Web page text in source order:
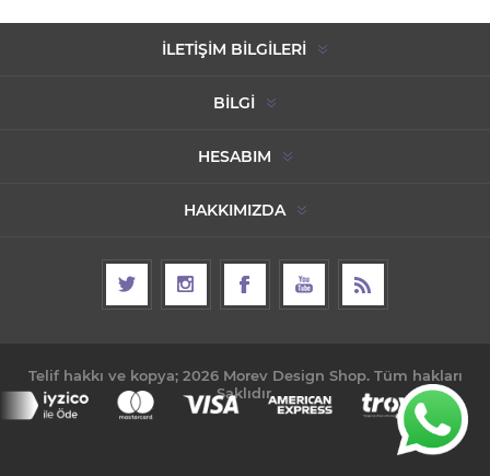
İLETIŞIM BILGILERI
BILGI
HESABIM
HAKKIMIZDA
Telif hakkı ve kopya; 2026 Morev Design Shop. Tüm hakları
Saklıdır.